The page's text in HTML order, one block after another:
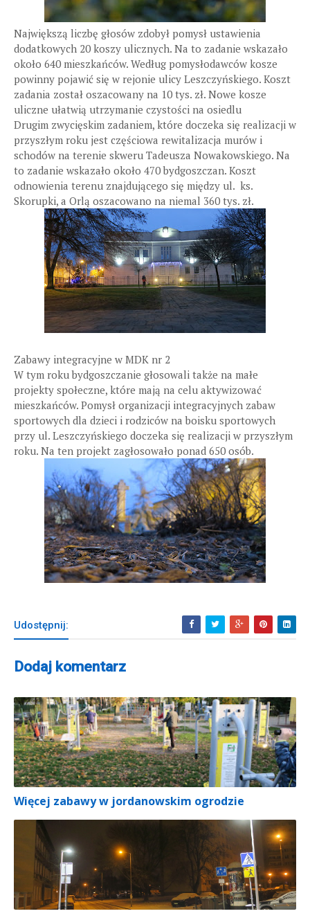
Największą liczbę głosów zdobył pomysł ustawienia
dodatkowych 20 koszy ulicznych. Na to zadanie wskazało
około 640 mieszkańców. Według pomysłodawców kosze
powinny pojawić się w rejonie ulicy Leszczyńskiego. Koszt
zadania został oszacowany na 10 tys. zł. Nowe kosze
uliczne ułatwią utrzymanie czystości na osiedlu
Drugim zwycięskim zadaniem, które doczeka się realizacji w
przyszłym roku jest częściowa rewitalizacja murów i
schodów na terenie skweru Tadeusza Nowakowskiego. Na
to zadanie wskazało około 470 bydgoszczan. Koszt
odnowienia terenu znajdującego się między ul. ks.
Skorupki, a Orlą oszacowano na niemal 360 tys. zł.
Zabawy integracyjne w MDK nr 2
W tym roku bydgoszczanie głosowali także na małe
projekty społeczne, które mają na celu aktywizować
mieszkańców. Pomysł organizacji integracyjnych zabaw
sportowych dla dzieci i rodziców na boisku sportowych
przy ul. Leszczyńskiego doczeka się realizacji w przyszłym
roku. Na ten projekt zagłosowało ponad 650 osób.
Udostępnij:
Dodaj komentarz
Więcej zabawy w jordanowskim ogrodzie